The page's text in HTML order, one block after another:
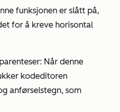
funksjonen er slått på,
for å kreve horisontal
Når denne
kodeditoren
anførselstegn, som